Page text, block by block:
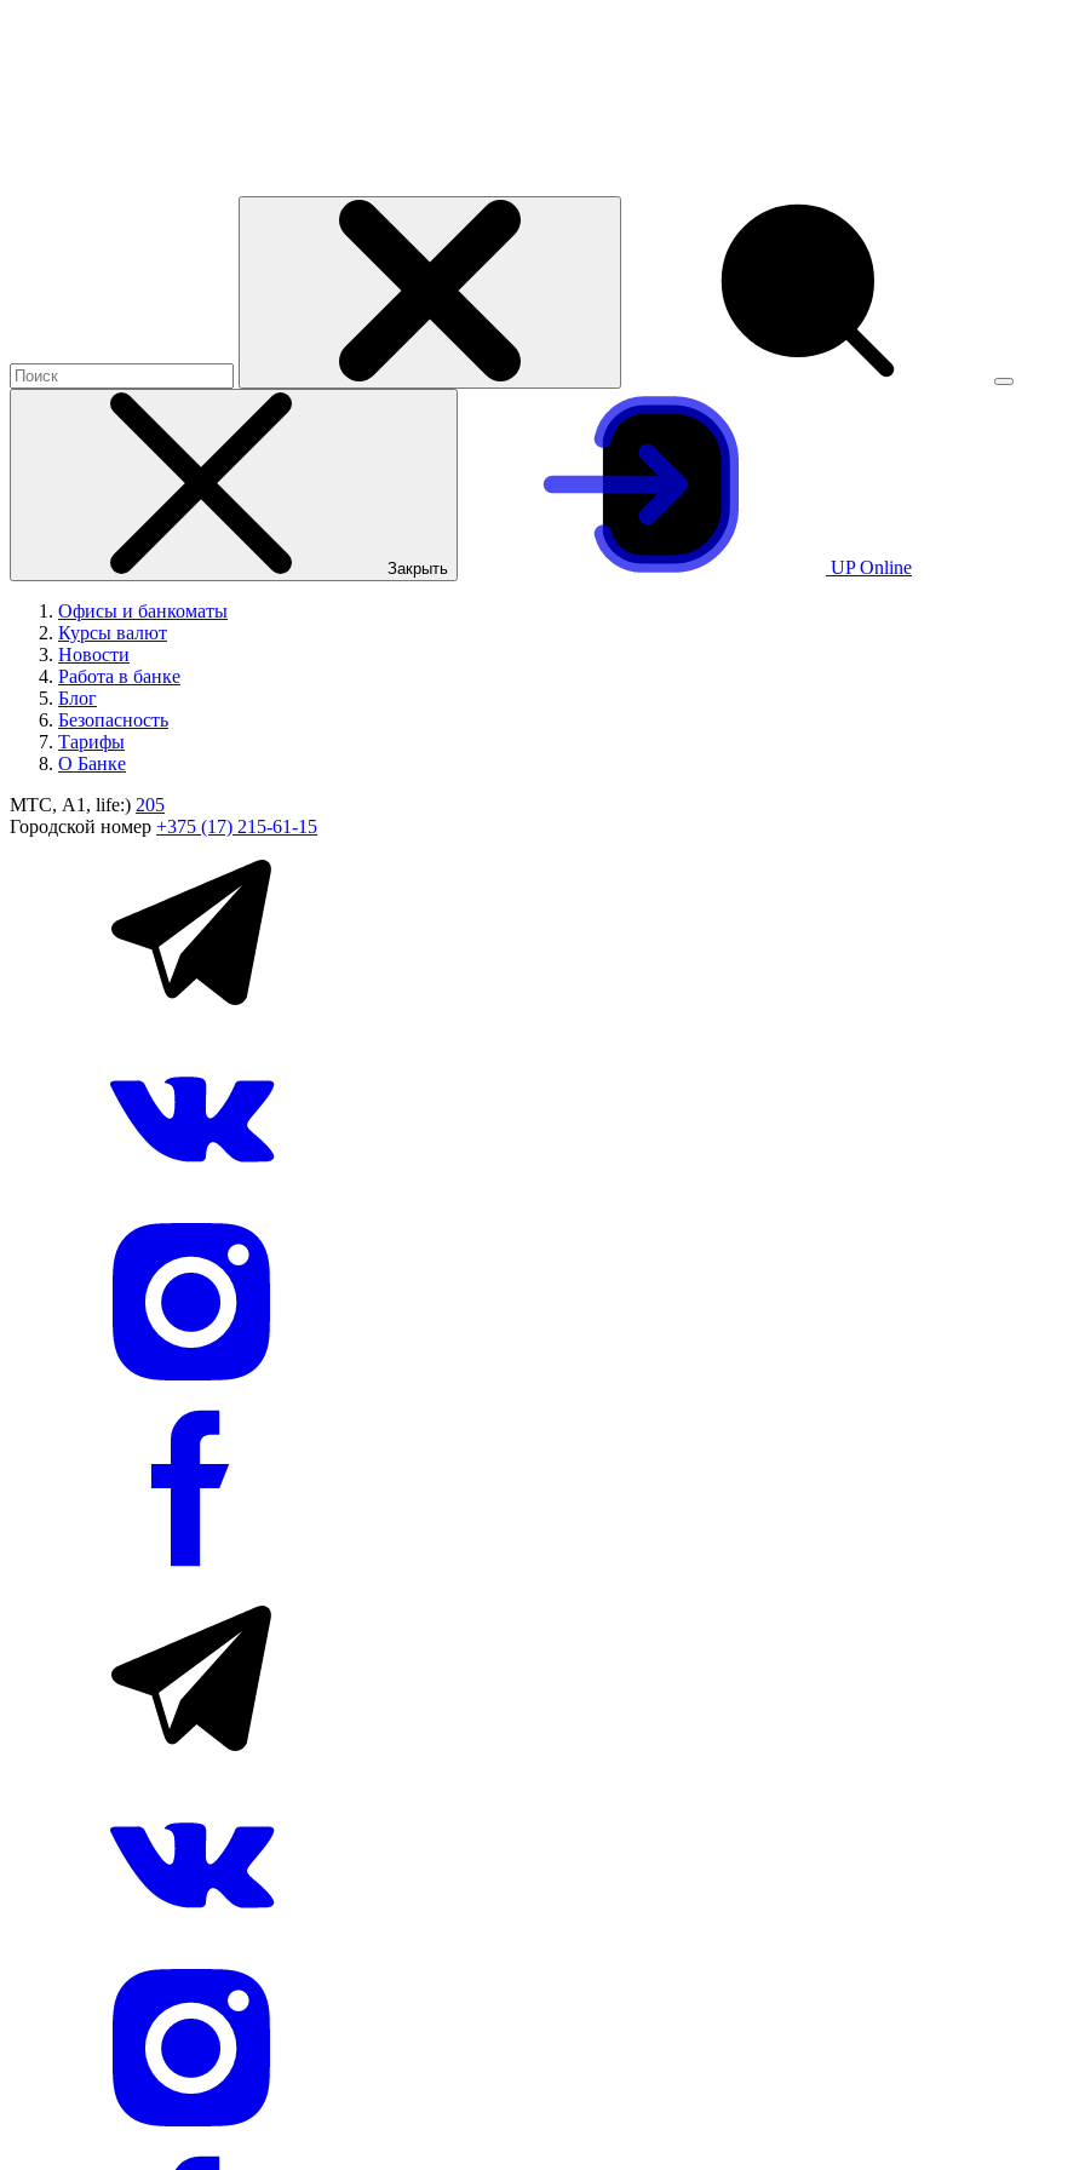
Закрыть UP Online
Офисы и банкоматы
Курсы валют
Новости
Работа в банке
Блог
Безопасность
Тарифы
О Банке
МТС, A1, life:) 205
Городской номер +375 (17) 215-61-15